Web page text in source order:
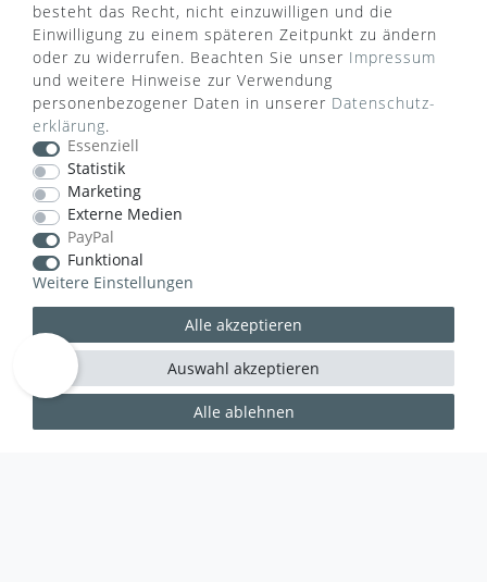
ZAHLUNGSARTEN
VERSANDART
besteht das Recht, nicht einzuwilligen und die
Einwilligung zu einem späteren Zeitpunkt zu ändern
oder zu widerrufen. Beachten Sie unser Impressum
und weitere Hinweise zur Verwendung
personenbezogener Daten in unserer Daten­schutz­
erklärung.
Essenziell
Statistik
Marketing
Externe Medien
PayPal
Funktional
Weitere Einstellungen
Alle akzeptieren
Alle ablehnen
Auswahl akzeptieren